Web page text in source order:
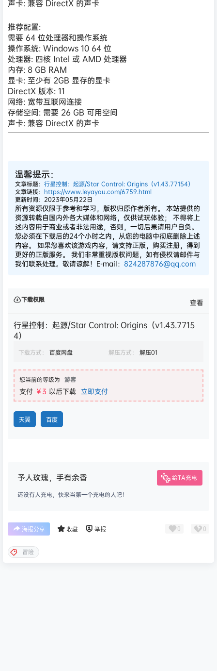
声卡: 兼容 DirectX 的声卡
推荐配置:
需要 64 位处理器和操作系统
操作系统: Windows 10 64 位
处理器: 四核 Intel 或 AMD 处理器
内存: 8 GB RAM
显卡: 至少有 2GB 显存的显卡
DirectX 版本: 11
网络: 宽带互联网连接
存储空间: 需要 26 GB 可用空间
声卡: 兼容 DirectX 的声卡
温馨提示：
文章标题： 行星控制：起源/Star Control: Origins（v1.43.77154）
文章链接： https://www.leyayou.com/6759.html
更新时间：2023年05月22日
所有资源仅限于参考和学习，版权归原作者所有。 本站提供的
资源转载自国内外各大媒体和网络，仅供试玩体验； 不得将上
述内容用于商业或者非法用途，否则，一切后果请用户自负。
您必须在下载后的24个小时之内，从您的电脑中彻底删除上述
内容。 如果您喜欢该游戏内容，请支持正版，购买注册，得到
更好的正版服务。 我们非常重视版权问题，如有侵权请邮件与
我们联系处理。敬请谅解！E-mail： 824287876@qq.com
下载权限 查看
行星控制：起源/Star Control: Origins（v1.43.7715
4）
下载方式： 百度网盘 解压方式： 解压01
您当前的等级为 游客
支付 ￥3 以后下载 立即支付
天翼 百度
予人玫瑰，手有余香 给TA充电
还没有人充电，快来当第一个充电的人吧！
海报分享 收藏 举报 0 0
冒险